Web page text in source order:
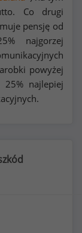
Co drugi
pensję od
najgorzej
powyżej
najlepiej